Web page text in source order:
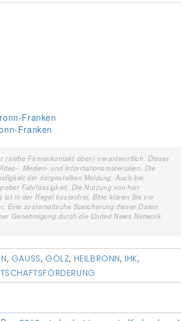
Franken
Franken
(siehe Firmenkontakt oben) verantwortlich. Dieser
, Medien- und Informationsmaterialien. Die
der dargestellten Meldung. Auch bei
Fahrlässigkeit. Die Nutzung von hier
ist in der Regel kostenfrei. Bitte klären Sie vor
Eine systematische Speicherung dieser Daten
Genehmigung durch die United News Network
, GAUSS , GÖLZ, HEILBRONN, IHK,